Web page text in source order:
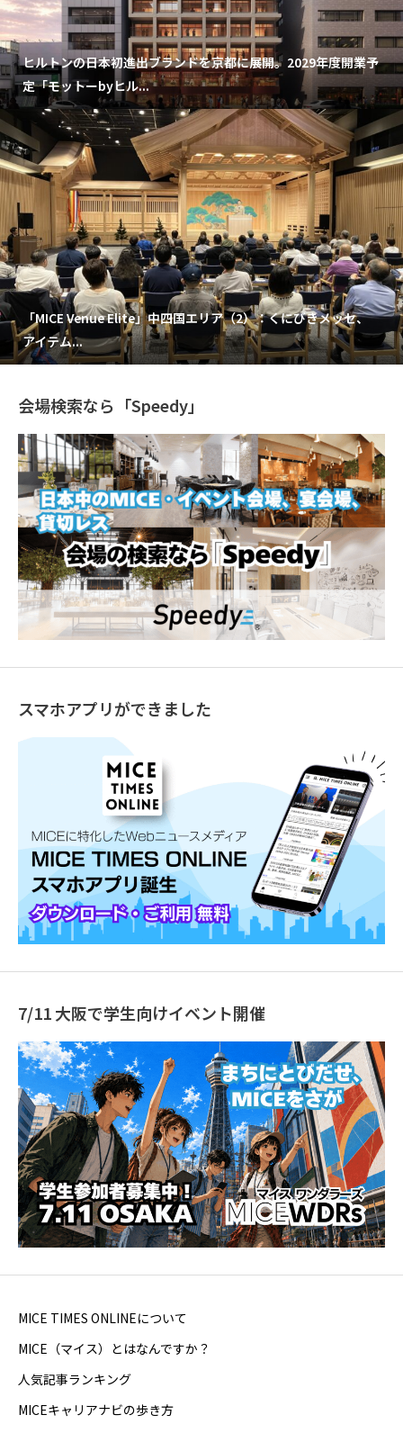
ヒルトンの日本初進出ブランドを京都に展開。2029年度開業予
定「モットーbyヒル...
「MICE Venue Elite」中四国エリア（2）：くにびきメッセ、
アイテム...
会場検索なら「Speedy」
スマホアプリができました
7/11 大阪で学生向けイベント開催
MICE TIMES ONLINEについて
MICE（マイス）とはなんですか？
人気記事ランキング
MICEキャリアナビの歩き方